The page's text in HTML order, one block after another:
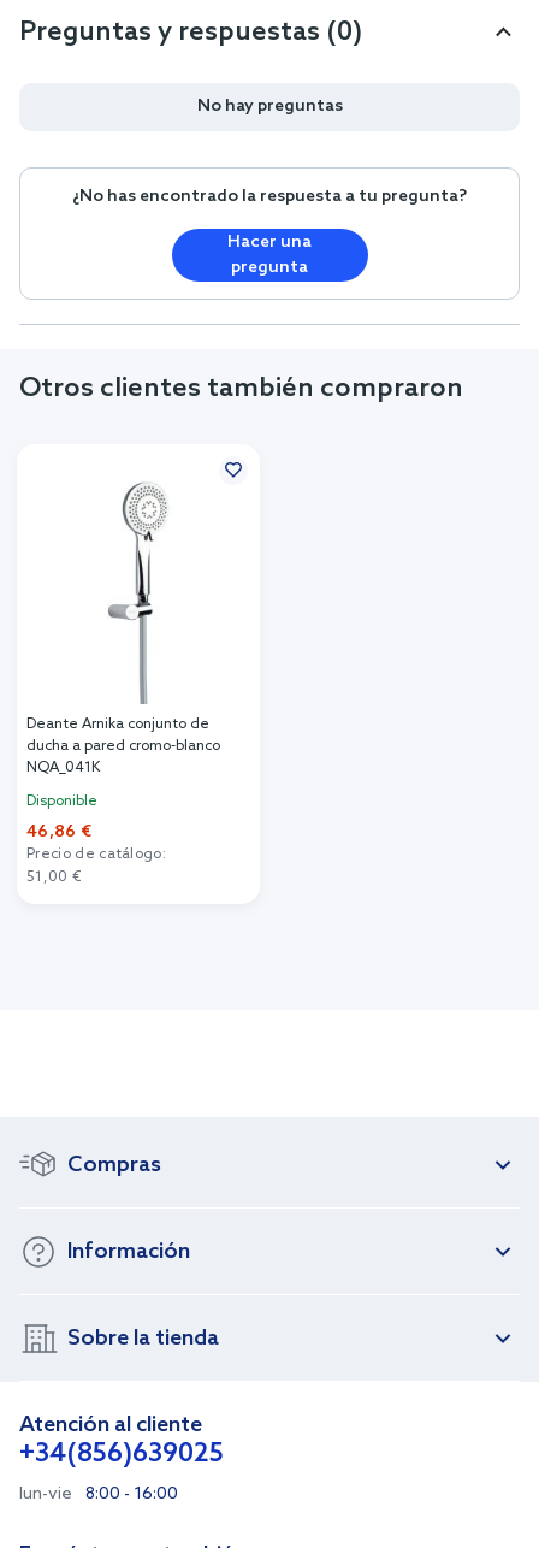
Preguntas y respuestas (0)
No hay preguntas
¿No has encontrado la respuesta a tu pregunta?
Hacer una
pregunta
Otros clientes también compraron
Deante Arnika conjunto de
ducha a pared cromo-blanco
NQA_041K
Disponible
46,86 €
Precio de catálogo:
51,00 €
Compras
Información
Sobre la tienda
Atención al cliente
+34(856)639025
lun-vie 8:00 - 16:00